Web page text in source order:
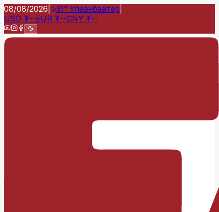
08/08/2026 31° Улаанбаатар
USD ₮--EUR ₮--CNY ₮--